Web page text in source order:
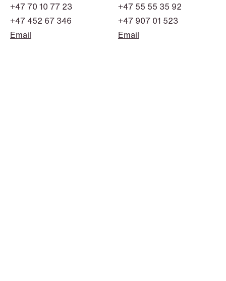
+47 70 10 77 23
+47 452 67 346
Email
+47 55 55 35 92
+47 907 01 523
Email